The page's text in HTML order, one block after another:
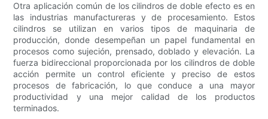
Otra aplicación común de los cilindros de doble efecto es en
las industrias manufactureras y de procesamiento. Estos
cilindros se utilizan en varios tipos de maquinaria de
producción, donde desempeñan un papel fundamental en
procesos como sujeción, prensado, doblado y elevación. La
fuerza bidireccional proporcionada por los cilindros de doble
acción permite un control eficiente y preciso de estos
procesos de fabricación, lo que conduce a una mayor
productividad y una mejor calidad de los productos
terminados.